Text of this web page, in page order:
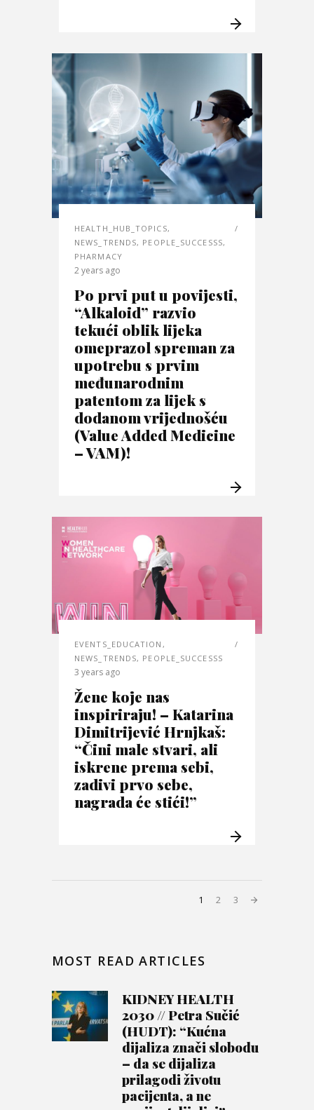
HEALTH_HUB_TOPICS,
NEWS_TRENDS, PEOPLE_SUCCESSS,
PHARMACY
2 years ago
Po prvi put u povijesti,
“Alkaloid” razvio
tekući oblik lijeka
omeprazol spreman za
upotrebu s prvim
međunarodnim
patentom za lijek s
dodanom vrijednošću
(Value Added Medicine
– VAM)!
EVENTS_EDUCATION ,
NEWS_TRENDS, PEOPLE_SUCCESSS
3 years ago
Žene koje nas
inspiriraju! – Katarina
Dimitrijević Hrnjkaš:
“Čini male stvari, ali
iskrene prema sebi,
zadivi prvo sebe,
nagrada će stići!”
1 2 3
MOST READ ARTICLES
KIDNEY HEALTH
2030 // Petra Sučić
(HUDT): “Kućna
dijaliza znači slobodu
– da se dijaliza
prilagodi životu
pacijenta, a ne